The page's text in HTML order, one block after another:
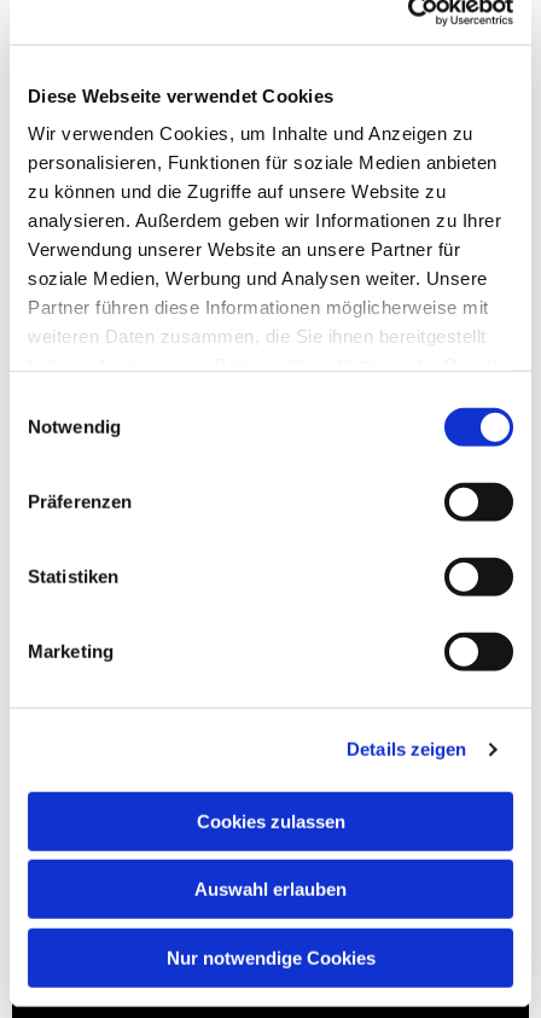
Diese Webseite verwendet Cookies
Wir verwenden Cookies, um Inhalte und Anzeigen zu
personalisieren, Funktionen für soziale Medien anbieten
zu können und die Zugriffe auf unsere Website zu
analysieren. Außerdem geben wir Informationen zu Ihrer
Verwendung unserer Website an unsere Partner für
soziale Medien, Werbung und Analysen weiter. Unsere
Partner führen diese Informationen möglicherweise mit
weiteren Daten zusammen, die Sie ihnen bereitgestellt
Notwendig
Präferenzen
Statistiken
Marketing
Details zeigen
Cookies zulassen
Auswahl erlauben
Nur notwendige Cookies
Dies könnte Sie auch
interessieren